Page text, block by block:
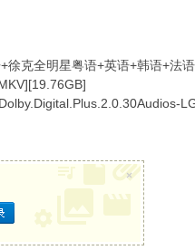
克全明星粤语+英语+韩语+法
×